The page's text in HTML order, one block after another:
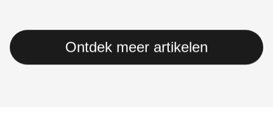
Ontdek meer artikelen